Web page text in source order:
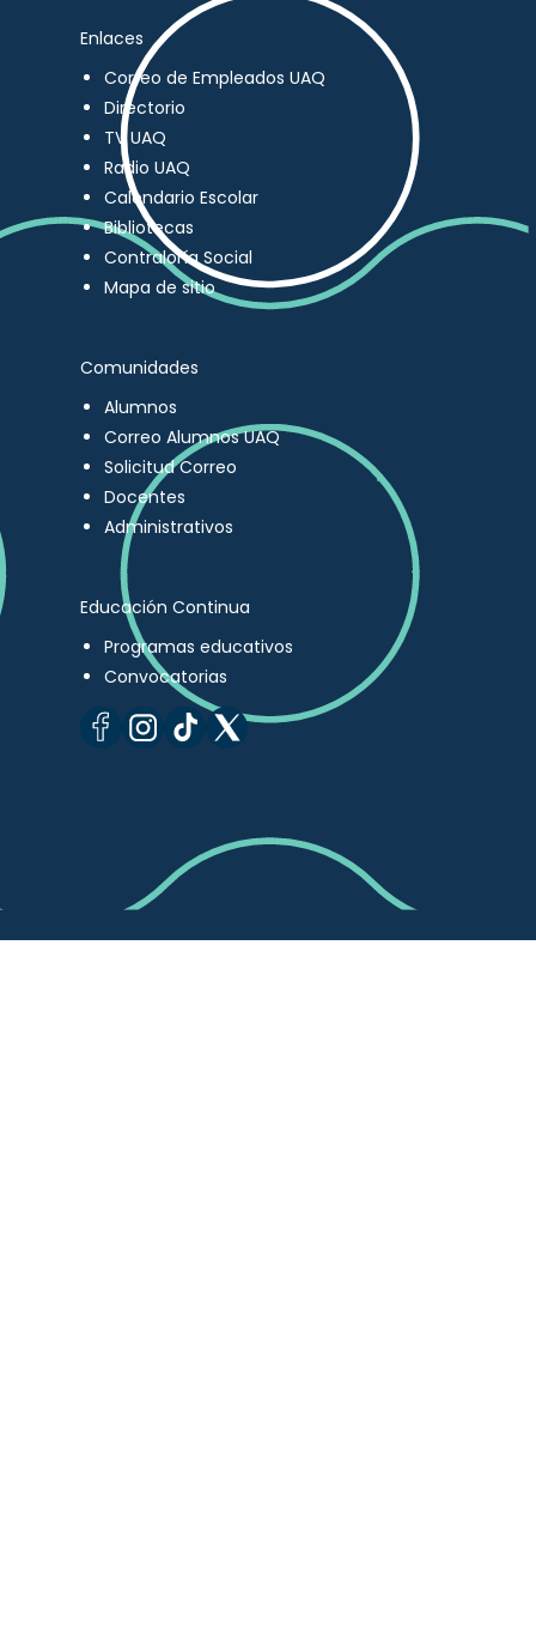
Enlaces
Correo de Empleados UAQ
Directorio
TV UAQ
Radio UAQ
Calendario Escolar
Bibliotecas
Contraloría Social
Mapa de sitio
Comunidades
Alumnos
Correo Alumnos UAQ
Solicitud Correo
Docentes
Administrativos
Educación Continua
Programas educativos
Convocatorias